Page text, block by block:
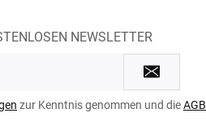
NEWSLETTER
zur Kenntnis genommen und dieAGB